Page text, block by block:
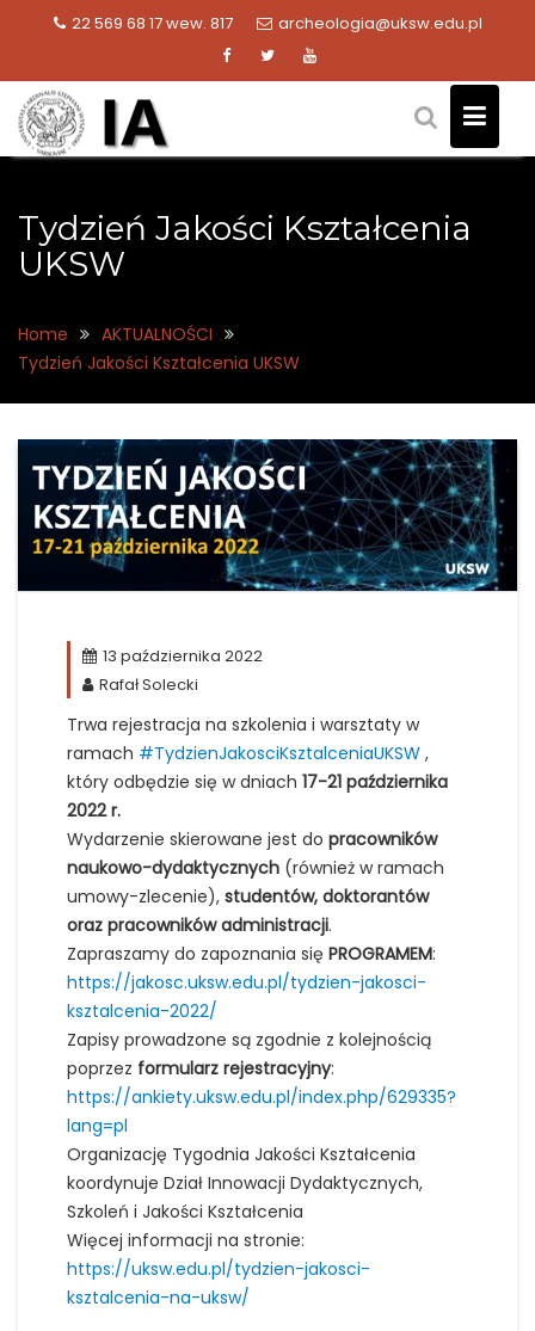
22 569 68 17 wew. 817 archeologia@uksw.edu.pl
Tydzień Jakości Kształcenia
UKSW
Home
AKTUALNOŚCI
Tydzień Jakości Kształcenia UKSW
13 października 2022
Rafał Solecki
Trwa rejestracja na szkolenia i warsztaty w
ramach #TydzienJakosciKsztalceniaUKSW ,
który odbędzie się w dniach 17-21 października
2022 r.
Wydarzenie skierowane jest do pracowników
naukowo-dydaktycznych (również w ramach
umowy-zlecenie), studentów, doktorantów
oraz pracowników administracji.
Zapraszamy do zapoznania się PROGRAMEM:
https://jakosc.uksw.edu.pl/tydzien-jakosci-
ksztalcenia-2022/
Zapisy prowadzone są zgodnie z kolejnością
poprzez formularz rejestracyjny:
https://ankiety.uksw.edu.pl/index.php/629335?
lang=pl
Organizację Tygodnia Jakości Kształcenia
koordynuje Dział Innowacji Dydaktycznych,
Szkoleń i Jakości Kształcenia
Więcej informacji na stronie:
https://uksw.edu.pl/tydzien-jakosci-
ksztalcenia-na-uksw/